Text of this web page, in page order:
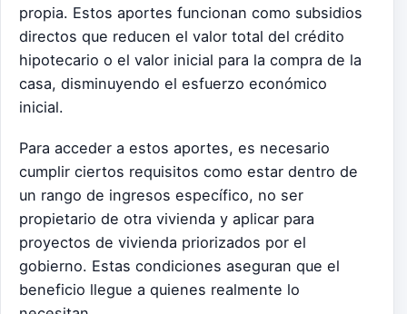
propia. Estos aportes funcionan como subsidios
directos que reducen el valor total del crédito
hipotecario o el valor inicial para la compra de la
casa, disminuyendo el esfuerzo económico
inicial.
Para acceder a estos aportes, es necesario
cumplir ciertos requisitos como estar dentro de
un rango de ingresos específico, no ser
propietario de otra vivienda y aplicar para
proyectos de vivienda priorizados por el
gobierno. Estas condiciones aseguran que el
beneficio llegue a quienes realmente lo